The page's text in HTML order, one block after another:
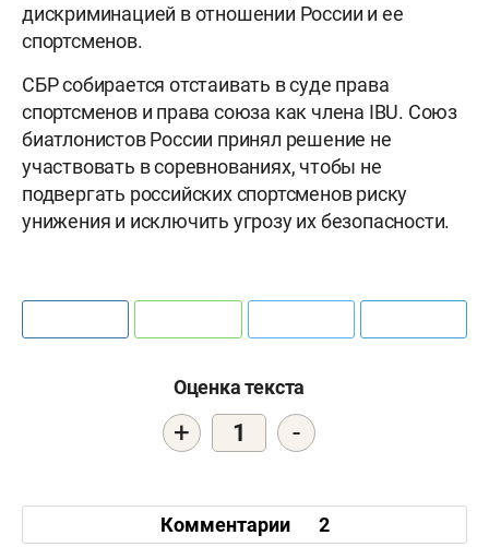
дискриминацией в отношении России и ее
спортсменов.
СБР собирается отстаивать в суде права
спортсменов и права союза как члена IBU. Союз
биатлонистов России принял решение не
участвовать в соревнованиях, чтобы не
подвергать российских спортсменов риску
унижения и исключить угрозу их безопасности.
Оценка текста
+ 1 -
Комментарии 2